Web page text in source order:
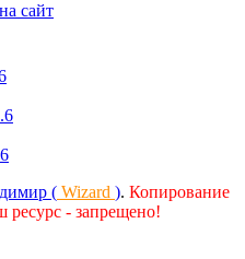
сайт
( Wizard ). Копирование
ресурс - запрещено!